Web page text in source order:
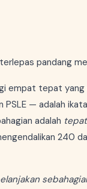
pandang
empat tepat
PSLE — adalah
adalah tepat
240